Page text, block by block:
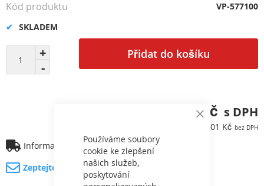
Close
Cookie
Používáme soubory
cookie ke zlepšení
našich služeb,
poskytování
Přidat do košíku
17 365,93 Kč
14 352,01 Kč
SKLADEM
Kód produktu VP-577100
Informace o dopravě
Zeptejte se na produkt